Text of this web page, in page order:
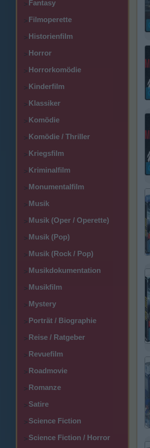
>Fantasy
>Filmoperette
>Historienfilm
>Horror
>Horrorkomödie
>Kinderfilm
>Klassiker
>Komödie
>Komödie / Thriller
>Kriegsfilm
>Kriminalfilm
>Monumentalfilm
>Musik
>Musik (Oper / Operette)
>Musik (Pop)
>Musik (Rock / Pop)
>Musikdokumentation
>Musikfilm
>Mystery
>Porträt / Biographie
>Reise / Ratgeber
>Revuefilm
>Roadmovie
>Romanze
>Satire
>Science Fiction
>Science Fiction / Horror